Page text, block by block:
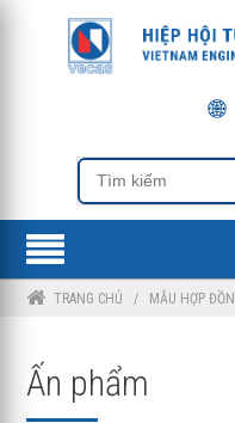
TRANG CHỦ / MẪU HỢP
Ấn phẩm